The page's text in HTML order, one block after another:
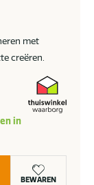
met
creëren.
in
BEWAREN